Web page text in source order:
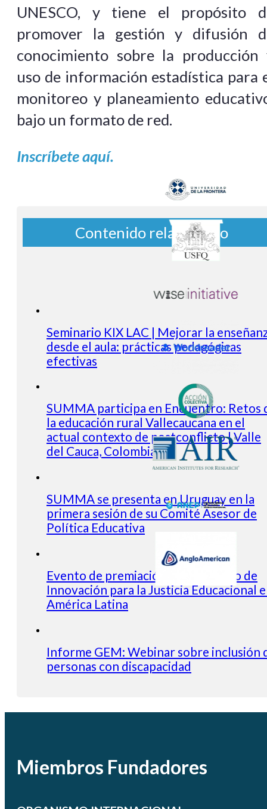
UNESCO, y tiene el propósito
promover la gestión y difusión
conocimiento sobre la producción
uso de información estadística para
monitoreo y planeamiento
bajo un formato de red.
Inscríbete aquí.
Contenido relacionado
Seminario KIX LAC | Mejorar la
desde el aula: prácticas pedagógicas
efectivas
SUMMA participa en Encuentro: Retos
la educación rural Vallecaucana en el
actual contexto de postconflicto | Valle
del Cauca, Colombia
SUMMA se presenta en Uruguay en la
primera sesión de su Comité Asesor de
Política Educativa
Evento de premiación del Concurso de
Innovación para la Justicia Educacional
América Latina
Informe GEM: Webinar sobre inclusión
personas con discapacidad
Miembros Fundadores